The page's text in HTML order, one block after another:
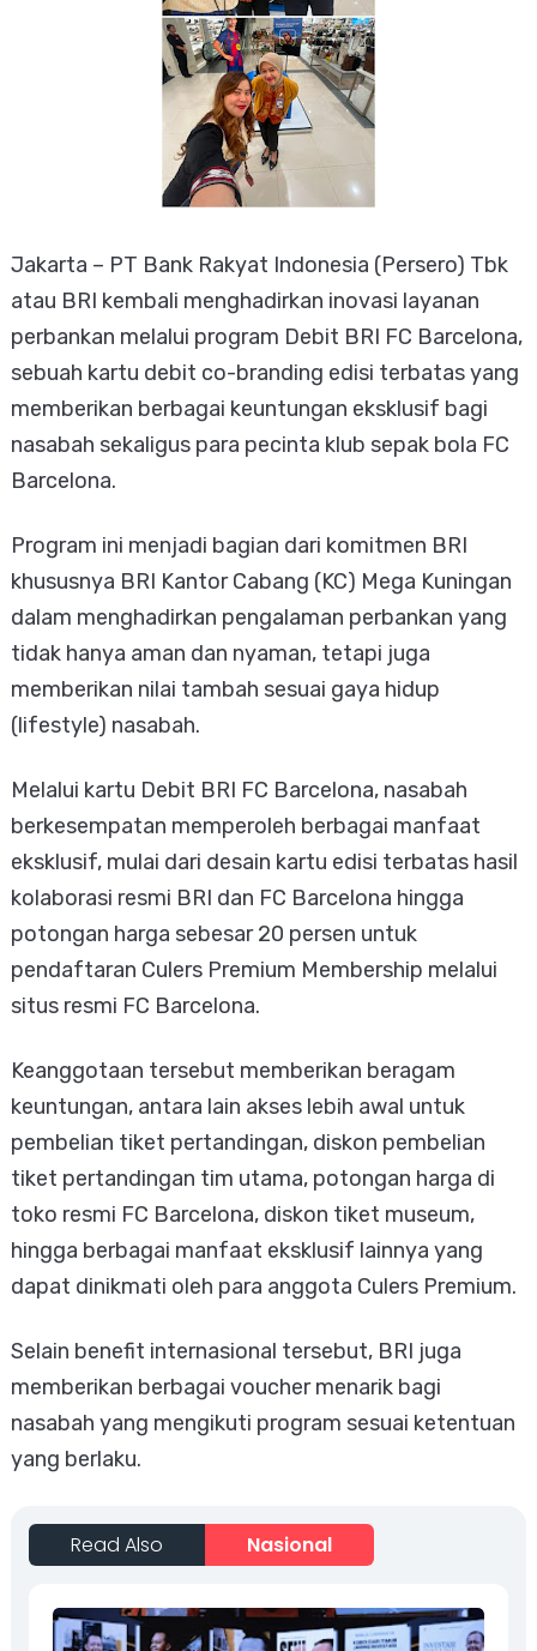
Jakarta – PT Bank Rakyat Indonesia (Persero) Tbk
atau BRI kembali menghadirkan inovasi layanan
perbankan melalui program Debit BRI FC Barcelona,
sebuah kartu debit co-branding edisi terbatas yang
memberikan berbagai keuntungan eksklusif bagi
nasabah sekaligus para pecinta klub sepak bola FC
Barcelona.
Program ini menjadi bagian dari komitmen BRI
khususnya BRI Kantor Cabang (KC) Mega Kuningan
dalam menghadirkan pengalaman perbankan yang
tidak hanya aman dan nyaman, tetapi juga
memberikan nilai tambah sesuai gaya hidup
(lifestyle) nasabah.
Melalui kartu Debit BRI FC Barcelona, nasabah
berkesempatan memperoleh berbagai manfaat
eksklusif, mulai dari desain kartu edisi terbatas hasil
kolaborasi resmi BRI dan FC Barcelona hingga
potongan harga sebesar 20 persen untuk
pendaftaran Culers Premium Membership melalui
situs resmi FC Barcelona.
Keanggotaan tersebut memberikan beragam
keuntungan, antara lain akses lebih awal untuk
pembelian tiket pertandingan, diskon pembelian
tiket pertandingan tim utama, potongan harga di
toko resmi FC Barcelona, diskon tiket museum,
hingga berbagai manfaat eksklusif lainnya yang
dapat dinikmati oleh para anggota Culers Premium.
Selain benefit internasional tersebut, BRI juga
memberikan berbagai voucher menarik bagi
nasabah yang mengikuti program sesuai ketentuan
yang berlaku.
Read Also Nasional